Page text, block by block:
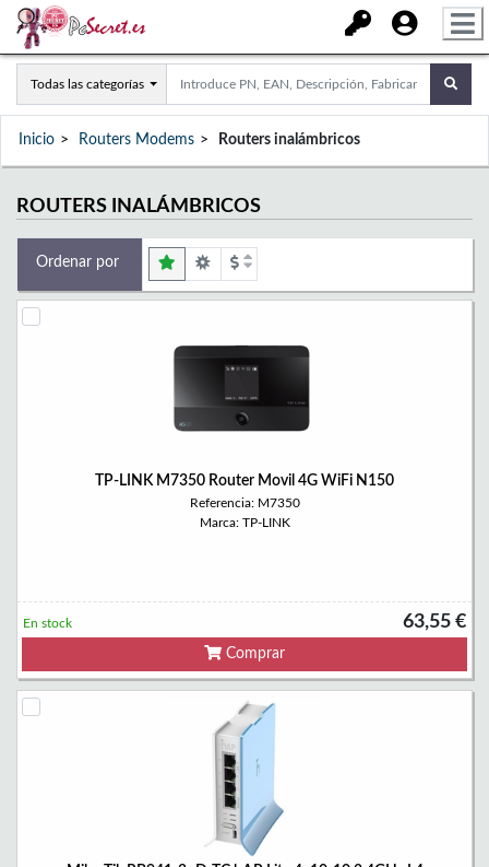
Todas las categorías
Inicio Routers Modems Routers inalámbricos
ROUTERS INALÁMBRICOS
Ordenar por
TP-LINK M7350 Router Movil 4G WiFi N150
Referencia: M7350
Marca: TP-LINK
63,55 €
En stock
Comprar